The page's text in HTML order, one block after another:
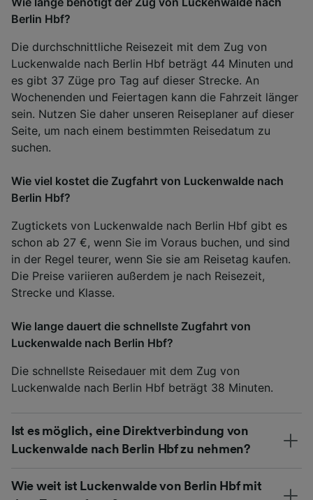
Berlin Hbf?
Die durchschnittliche Reisezeit mit dem Zug von
Luckenwalde nach Berlin Hbf beträgt 44 Minuten und
es gibt 37 Züge pro Tag auf dieser Strecke. An
Wochenenden und Feiertagen kann die Fahrzeit länger
sein. Nutzen Sie daher unseren Reiseplaner auf dieser
Seite, um nach einem bestimmten Reisedatum zu
suchen.
Wie viel kostet die Zugfahrt von Luckenwalde nach
Berlin Hbf?
Zugtickets von Luckenwalde nach Berlin Hbf gibt es
schon ab 27 €, wenn Sie im Voraus buchen, und sind
in der Regel teurer, wenn Sie sie am Reisetag kaufen.
Die Preise variieren außerdem je nach Reisezeit,
Strecke und Klasse.
Wie lange dauert die schnellste Zugfahrt von
Luckenwalde nach Berlin Hbf?
Die schnellste Reisedauer mit dem Zug von
Luckenwalde nach Berlin Hbf beträgt 38 Minuten.
Ist es möglich, eine Direktverbindung von
Luckenwalde nach Berlin Hbf zu nehmen?
Wie weit ist Luckenwalde von Berlin Hbf mit